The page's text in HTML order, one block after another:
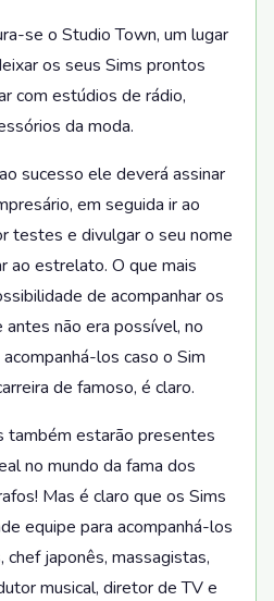
se o Studio Town, um lugar
os seus Sims prontos
com estúdios de rádio,
da moda.
sucesso ele deverá assinar
em seguida ir ao
testes e divulgar o seu nome
ao estrelato. O que mais
de acompanhar os
não era possível, no
los caso o Sim
de famoso, é claro.
também estarão presentes
no mundo da fama dos
Mas é claro que os Sims
equipe para acompanhá-los
chef japonês, massagistas,
musical, diretor de TV e